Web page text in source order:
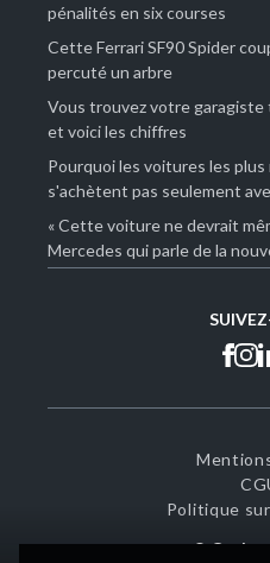
pénalités en six courses
Cette Ferrari SF90 Spider
percuté un arbre
Vous trouvez votre garagiste
et voici les chiffres
Pourquoi les voitures les
s'achètent pas seulement
« Cette voiture ne devrait
Mercedes qui parle de la
Politique
©